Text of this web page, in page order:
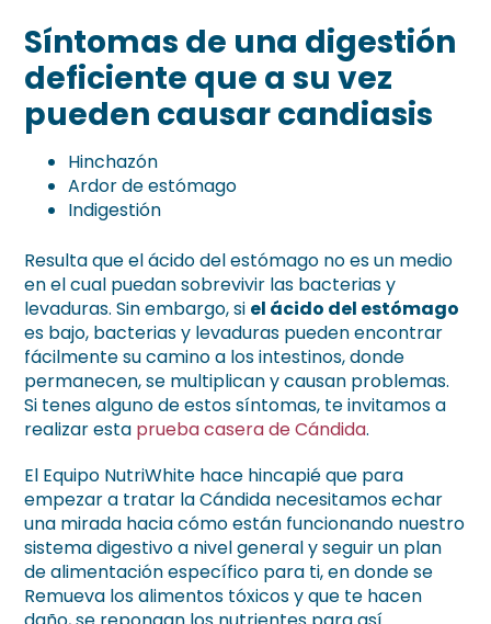
Síntomas de una digestión
deficiente que a su vez
pueden causar candiasis
Hinchazón
Ardor de estómago
Indigestión
Resulta que el ácido del estómago no es un medio
en el cual puedan sobrevivir las bacterias y
levaduras. Sin embargo, si el ácido del estómago
es bajo, bacterias y levaduras pueden encontrar
fácilmente su camino a los intestinos, donde
permanecen, se multiplican y causan problemas.
Si tenes alguno de estos síntomas, te invitamos a
realizar esta prueba casera de Cándida.
El Equipo NutriWhite hace hincapié que para
empezar a tratar la Cándida necesitamos echar
una mirada hacia cómo están funcionando nuestro
sistema digestivo a nivel general y seguir un plan
de alimentación específico para ti, en donde se
Remueva los alimentos tóxicos y que te hacen